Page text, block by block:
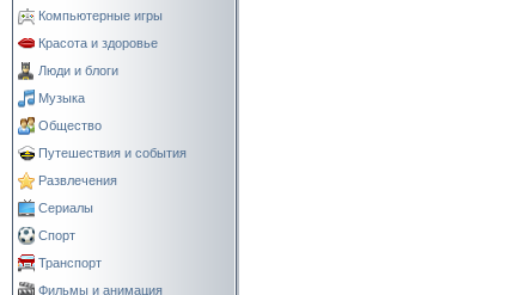
Компьютерные игры
Красота и здоровье
Люди и блоги
Музыка
Общество
Путешествия и события
Развлечения
Сериалы
Спорт
Транспорт
Фильмы и анимация